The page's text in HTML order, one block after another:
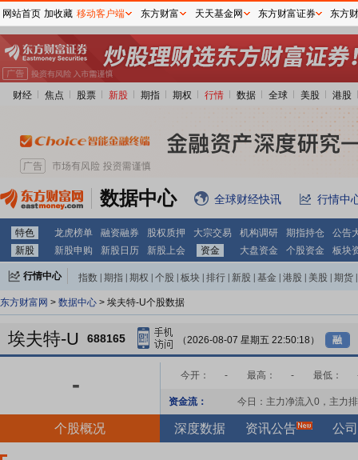
财经 焦点 股票 新股 期指 期权 行情 数据 全球 美股 港股
数据中心 全球财经快讯 行情中
特色 龙虎榜单 融资融券 股权质押 大宗交易 机构调研 期指持仓
公告
新股
新股申购 新股日历 新股上会 资金 大盘资金 个股资金 板块
行情中心 指数 期指 期权 个股 板块 排行 新股 基金 港股 美股 期货
东方财富网 > 数据中心 > 埃夫特-U个股数据
埃夫特-U 688165 （2026-08-07 星期五 22:50:18） 融
- 今开： - 最高： - 最低：
资金流： 今日：主力净流入0 ，主力
个股概况 深度数据 资讯公告 公
网站首页 加收藏 移动客户端 东方财富 天天基金网 东方财富证券 东方